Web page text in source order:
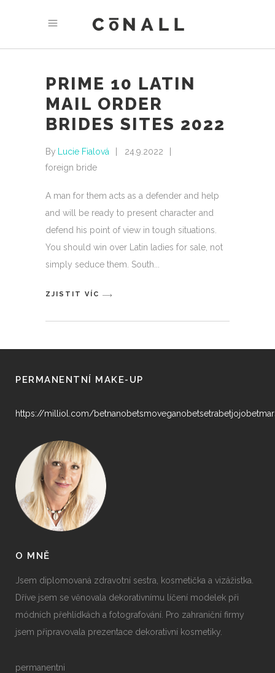
PRIME 10 LATIN
MAIL ORDER
BRIDES SITES 2022
By Lucie Fialová
24.9.2022
foreign bride
A man for them acts as a defender and help
and will be ready to present character and
defend his point of view in tough situations.
You should win over Latin ladies for sale, not
simply seduce them. South
ZJISTIT VÍC
PERMANENTNÍ MAKE-UP
https://milliol.com/betnanobetsmoveganobetsetrabetjojobet
O MNĚ
Jsem diplomovaná zdravotní sestra, kosmetička a vizážistka.
Dříve jsem se věnovala dekorativnímu líčení modelek při
módních přehlídkách a fotografování. Pro zahraniční firmy
jsem připravovala prezentace dekorativní kosmetiky.
permanentni